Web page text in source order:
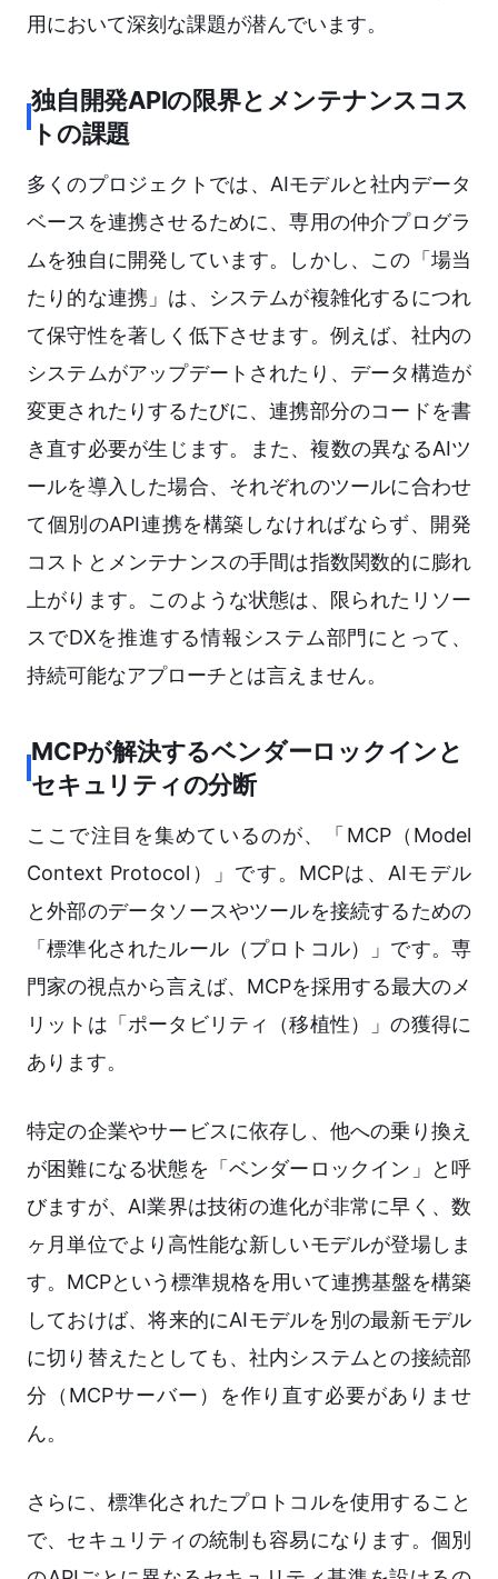
用において深刻な課題が潜んでいます。
独自開発APIの限界とメンテナンスコス
トの課題
多くのプロジェクトでは、AIモデルと社内データ
ベースを連携させるために、専用の仲介プログラ
ムを独自に開発しています。しかし、この「場当
たり的な連携」は、システムが複雑化するにつれ
て保守性を著しく低下させます。例えば、社内の
システムがアップデートされたり、データ構造が
変更されたりするたびに、連携部分のコードを書
き直す必要が生じます。また、複数の異なるAIツ
ールを導入した場合、それぞれのツールに合わせ
て個別のAPI連携を構築しなければならず、開発
コストとメンテナンスの手間は指数関数的に膨れ
上がります。このような状態は、限られたリソー
スでDXを推進する情報システム部門にとって、
持続可能なアプローチとは言えません。
MCPが解決するベンダーロックインと
セキュリティの分断
ここで注目を集めているのが、「MCP（Model
Context Protocol）」です。MCPは、AIモデル
と外部のデータソースやツールを接続するための
「標準化されたルール（プロトコル）」です。専
門家の視点から言えば、MCPを採用する最大のメ
リットは「ポータビリティ（移植性）」の獲得に
あります。
特定の企業やサービスに依存し、他への乗り換え
が困難になる状態を「ベンダーロックイン」と呼
びますが、AI業界は技術の進化が非常に早く、数
ヶ月単位でより高性能な新しいモデルが登場しま
す。MCPという標準規格を用いて連携基盤を構築
しておけば、将来的にAIモデルを別の最新モデル
に切り替えたとしても、社内システムとの接続部
分（MCPサーバー）を作り直す必要がありませ
ん。
さらに、標準化されたプロトコルを使用すること
で、セキュリティの統制も容易になります。個別